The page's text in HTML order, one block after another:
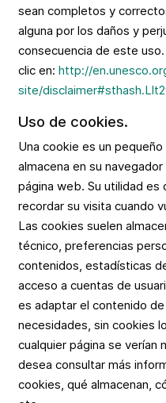
sean completos y
alguna por los daños y
consecuencia de este
clic en: http://
site/
Uso de cookies.
Una cookie es un
almacena en su
página web. Su utilidad es
recordar su visita cuando
Las cookies suelen
técnico, preferencias
contenidos, estadísticas
acceso a cuentas de
es adaptar el contenido
necesidades, sin cookies
cualquier página se verían
desea consultar más
cookies, qué almacenan,